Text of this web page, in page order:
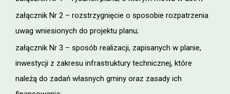
załącznik Nr 2 – rozstrzygnięcie o sposobie rozpatrzenia
uwag wniesionych do projektu planu;
załącznik Nr 3 – sposób realizacji, zapisanych w planie,
inwestycji z zakresu infrastruktury technicznej, które
należą do zadań własnych gminy oraz zasady ich